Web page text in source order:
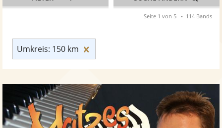
Umkreis: 150 km
Seite 1 von 5 114 Bands